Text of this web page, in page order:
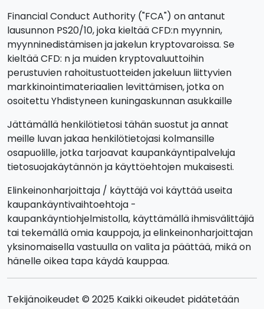
Financial Conduct Authority ("FCA") on antanut
lausunnon PS20/10, joka kieltää CFD:n myynnin,
myynninedistämisen ja jakelun kryptovaroissa. Se
kieltää CFD: n ja muiden kryptovaluuttoihin
perustuvien rahoitustuotteiden jakeluun liittyvien
markkinointimateriaalien levittämisen, jotka on
osoitettu Yhdistyneen kuningaskunnan asukkaille
Jättämällä henkilötietosi tähän suostut ja annat
meille luvan jakaa henkilötietojasi kolmansille
osapuolille, jotka tarjoavat kaupankäyntipalveluja
tietosuojakäytännön ja käyttöehtojen mukaisesti.
Elinkeinonharjoittaja / käyttäjä voi käyttää useita
kaupankäyntivaihtoehtoja -
kaupankäyntiohjelmistolla, käyttämällä ihmisvälittäjiä
tai tekemällä omia kauppoja, ja elinkeinonharjoittajan
yksinomaisella vastuulla on valita ja päättää, mikä on
hänelle oikea tapa käydä kauppaa.
Tekijänoikeudet © 2025 Kaikki oikeudet pidätetään